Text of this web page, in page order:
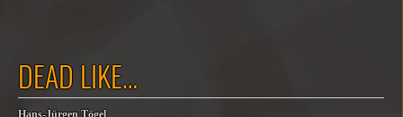
DEAD LIKE…